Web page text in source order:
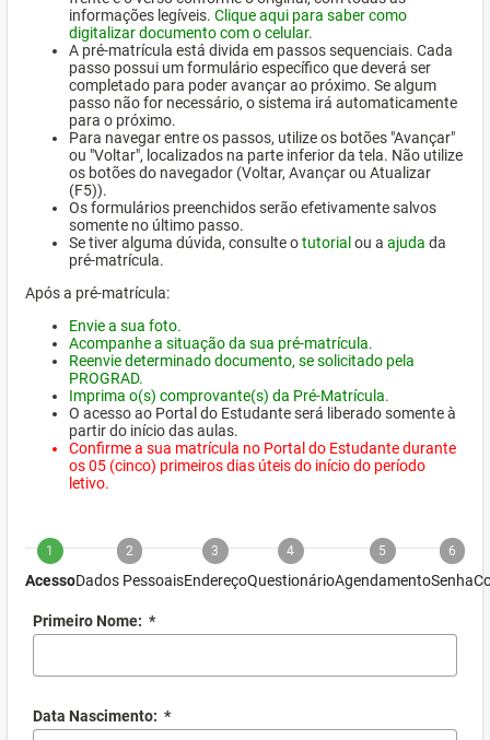
informações legíveis. Clique aqui para saber como
digitalizar documento com o celular.
A pré-matrícula está divida em passos sequenciais. Cada
passo possui um formulário específico que deverá ser
completado para poder avançar ao próximo. Se algum
passo não for necessário, o sistema irá automaticamente
para o próximo.
Para navegar entre os passos, utilize os botões "Avançar"
ou "Voltar", localizados na parte inferior da tela. Não utilize
os botões do navegador (Voltar, Avançar ou Atualizar
(F5)).
Os formulários preenchidos serão efetivamente salvos
somente no último passo.
Se tiver alguma dúvida, consulte otutorial ou a ajuda da
pré-matrícula.
Após a pré-matrícula:
Envie a sua foto.
Acompanhe a situação da sua pré-matrícula.
Reenvie determinado documento, se solicitado pela
PROGRAD.
Imprima o(s) comprovante(s) da Pré-Matrícula.
O acesso ao Portal do Estudante será liberado somente à
partir do início das aulas.
Confirme a sua matrícula no Portal do Estudante durante
os 05 (cinco) primeiros dias úteis do início do período
letivo.
1
Acesso
2
Dados Pessoais
3
Endereço
4
Questionário
5
Agendamento
6
Senha
Primeiro Nome: *
Data Nascimento: *